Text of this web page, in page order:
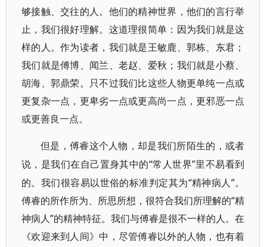
够接触、交往的人。他们的精神世界，他们的言行举
止，我们很好理解。这道理很简单：因为我们就是这
样的人。作为读者，我们就是王敏鹿、郭栋、东君；
我们就是傅博、闻兰、老赵、爱秋；我们就是小蔡、
胡海、郭鼎荣。只不过我们比这些人物更单纯一点或
更复杂一点，更卑劣一点或更高尚一点，更邪恶一点
或更善良一点。
但是，傅睿这个人物，却是我们所陌生的，或者
说，是我们在自己置身其中的“常人世界”里不易看到
的。我们很容易以世俗的标准判定其为“精神病人”。
傅睿的所作所为、所思所想，很符合我们所理解的“精
神病人”的精神特征。我们与傅睿是很不一样的人。在
《欢迎来到人间》中，尽管傅睿以外的人物，也有着